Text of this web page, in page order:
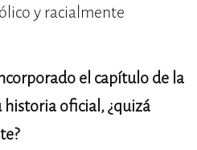
y racialmente
el capítulo de la
oficial, ¿quizá